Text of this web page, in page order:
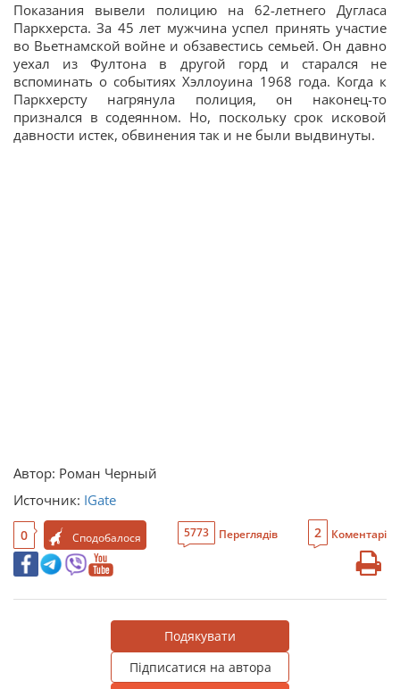
Показания вывели полицию на 62-летнего Дугласа
Паркхерста. За 45 лет мужчина успел принять участие
во Вьетнамской войне и обзавестись семьей. Он давно
уехал из Фултона в другой горд и старался не
вспоминать о событиях Хэллоуина 1968 года. Когда к
Паркхерсту нагрянула полиция, он наконец-то
признался в содеянном. Но, поскольку срок исковой
давности истек, обвинения так и не были выдвинуты.
Автор: Роман Черный
Источник: ІGate
0 Сподобалося 5773 Переглядів 2 Коментарі
Подякувати
Підписатися на автора